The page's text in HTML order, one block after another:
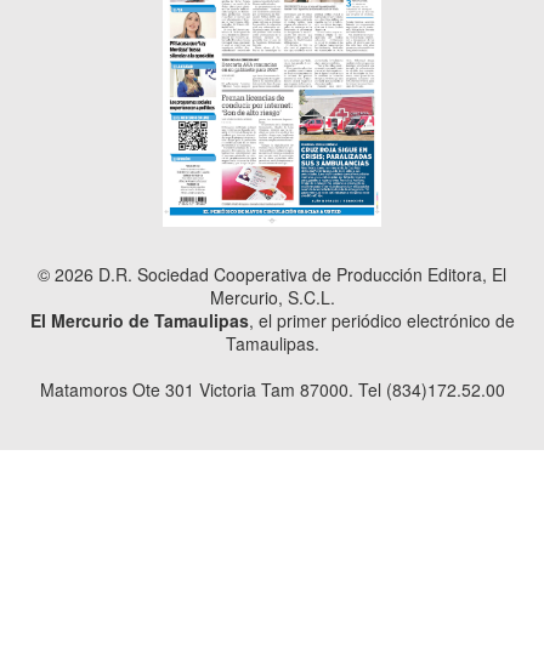
© 2026 D.R. Sociedad Cooperativa de Producción Editora, El
Mercurio, S.C.L.
El Mercurio de Tamaulipas, el primer periódico electrónico de
Tamaulipas.
Matamoros Ote 301 Victoria Tam 87000. Tel (834)172.52.00